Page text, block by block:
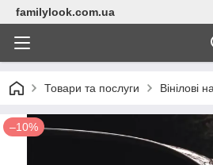
familylook.com.ua
Товари та послуги Вінілові
–10%